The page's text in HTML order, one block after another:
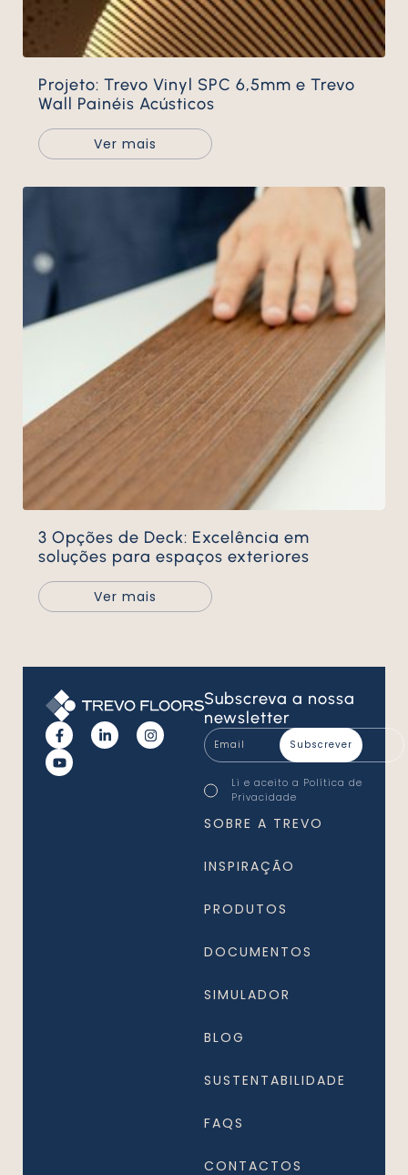
Projeto: Trevo Vinyl SPC 6,5mm e Trevo
Wall Painéis Acústicos
Ver mais
3 Opções de Deck: Excelência em
soluções para espaços exteriores
Ver mais
Subscreva a nossa
newsletter
Email
*
Consentimento
*
Li e aceito a Política de
Privacidade
SOBRE A TREVO
INSPIRAÇÃO
PRODUTOS
DOCUMENTOS
SIMULADOR
BLOG
SUSTENTABILIDADE
FAQS
CONTACTOS